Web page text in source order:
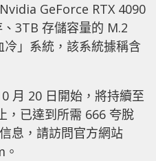
GeForce RTX 4090
3TB 存儲容量的 M.2
冷」系統，該系統據稱含
月 20 日開始，將持續至
，已達到所需 666 夸脫
息，請訪問官方網站